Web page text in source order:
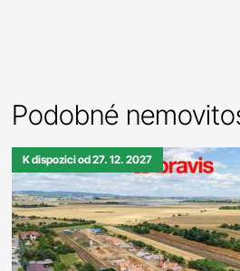
Podobné
K dispozici od 27. 12. 2027